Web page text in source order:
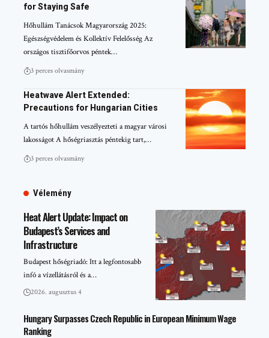
for Staying Safe
Hőhullám Tanácsok Magyarország 2025:
Egészségvédelem és Kollektív Felelősség Az
országos tisztifőorvos péntek…
3 perces olvasmány
Heatwave Alert Extended:
Precautions for Hungarian Cities
A tartós hőhullám veszélyezteti a magyar városi
lakosságot A hőségriasztás péntekig tart,…
3 perces olvasmány
Vélemény
Heat Alert Update: Impact on
Budapest’s Services and
Infrastructure
Budapest hőségriadó: Itt a legfontosabb
infó a vízellátásról és a…
2026. augusztus 4
Hungary Surpasses Czech Republic in European Minimum Wage
Ranking